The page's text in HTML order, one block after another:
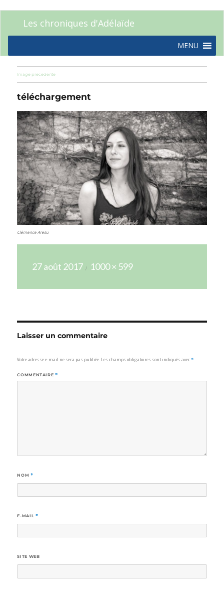
Les chroniques d'Adélaïde
MENU
Image précédente
téléchargement
Clémence Aresu
le
27 août 2017
réelle
1000 × 599
Laisser un commentaire
Votre adresse e-mail ne sera pas publiée. Les champs obligatoires sont indiqués avec*
COMMENTAIRE *
NOM *
E-MAIL *
SITE WEB